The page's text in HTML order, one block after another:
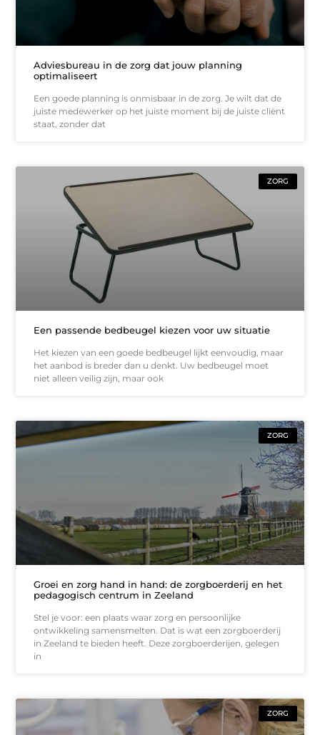
Adviesbureau in de zorg dat jouw planning
optimaliseert
Een goede planning is onmisbaar in de zorg. Je wilt dat de
juiste medewerker op het juiste moment bij de juiste cliënt
staat, zonder dat
ZORG
Een passende bedbeugel kiezen voor uw situatie
Het kiezen van een goede bedbeugel lijkt eenvoudig, maar
het aanbod is breder dan u denkt. Uw bedbeugel moet
niet alleen veilig zijn, maar ook
ZORG
Groei en zorg hand in hand: de zorgboerderij en het
pedagogisch centrum in Zeeland
Stel je voor: een plaats waar zorg en persoonlijke
ontwikkeling samensmelten. Dat is wat een zorgboerderij
in Zeeland te bieden heeft. Deze zorgboerderijen, gelegen
in
ZORG